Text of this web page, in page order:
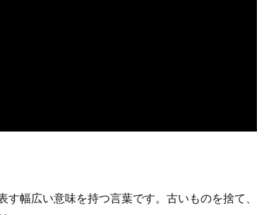
幅広い意味を持つ言葉です。古いものを捨て、